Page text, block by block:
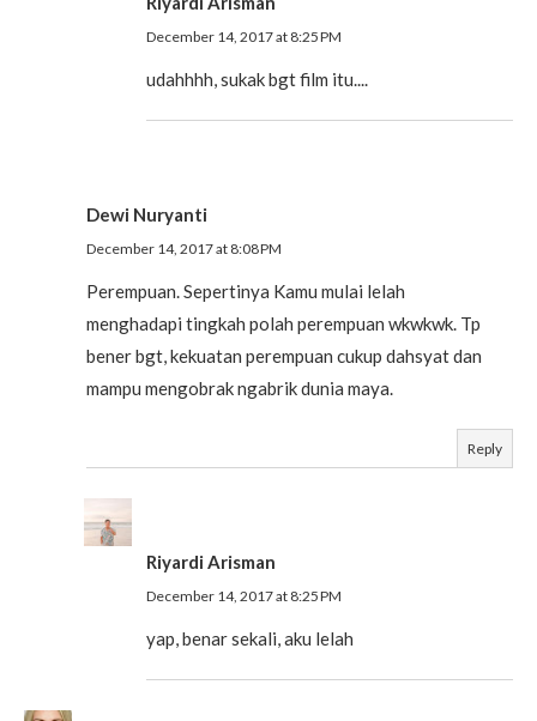
December 14, 2017 at 8:25 PM
udahhhh, sukak bgt film itu....
Dewi Nuryanti
December 14, 2017 at 8:08 PM
Perempuan. Sepertinya Kamu mulai lelah
menghadapi tingkah polah perempuan wkwkwk. Tp
bener bgt, kekuatan perempuan cukup dahsyat dan
mampu mengobrak ngabrik dunia maya.
Reply
Riyardi Arisman
December 14, 2017 at 8:25 PM
yap, benar sekali, aku lelah